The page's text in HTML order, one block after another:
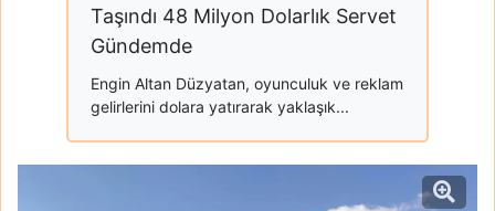
Taşındı 48 Milyon Dolarlık Servet
Gündemde
Engin Altan Düzyatan, oyunculuk ve reklam
gelirlerini dolara yatırarak yaklaşık...